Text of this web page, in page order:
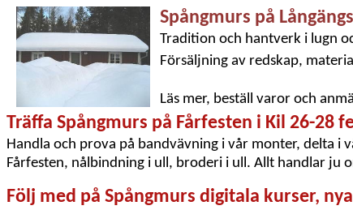
Spångmurs på
Tradition och hantverk i lugn
Försäljning av redskap,
Läs mer, beställ varor och
Träffa Spångmurs på Fårfesten i Kil 26-28
Handla och prova på bandvävning i vår monter, delta i
Fårfesten, nålbindning i ull, broderi i ull. Allt handlar ju
Följ med på Spångmurs digitala kurser,